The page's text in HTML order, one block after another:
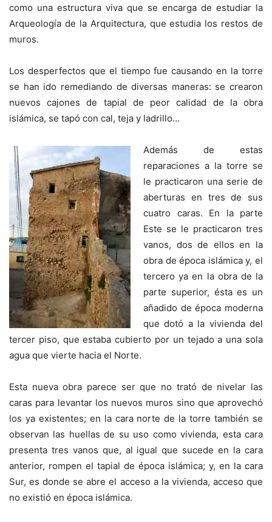
como una estructura viva que se encarga de estudiar la
Arqueología de la Arquitectura, que estudia los restos de
muros.
Los desperfectos que el tiempo fue causando en la torre
se han ido remediando de diversas maneras: se crearon
nuevos cajones de tapial de peor calidad de la obra
islámica, se tapó con cal, teja y ladrillo…
Además de estas
reparaciones a la torre se
le practicaron una serie de
aberturas en tres de sus
cuatro caras. En la parte
Este se le practicaron tres
vanos, dos de ellos en la
obra de época islámica y, el
tercero ya en la obra de la
parte superior, ésta es un
añadido de época moderna
que dotó a la vivienda del
tercer piso, que estaba cubierto por un tejado a una sola
agua que vierte hacia el Norte.
Esta nueva obra parece ser que no trató de nivelar las
caras para levantar los nuevos muros sino que aprovechó
los ya existentes; en la cara norte de la torre también se
observan las huellas de su uso como vivienda, esta cara
presenta tres vanos que, al igual que sucede en la cara
anterior, rompen el tapial de época islámica; y, en la cara
Sur, es donde se abre el acceso a la vivienda, acceso que
no existió en época islámica.